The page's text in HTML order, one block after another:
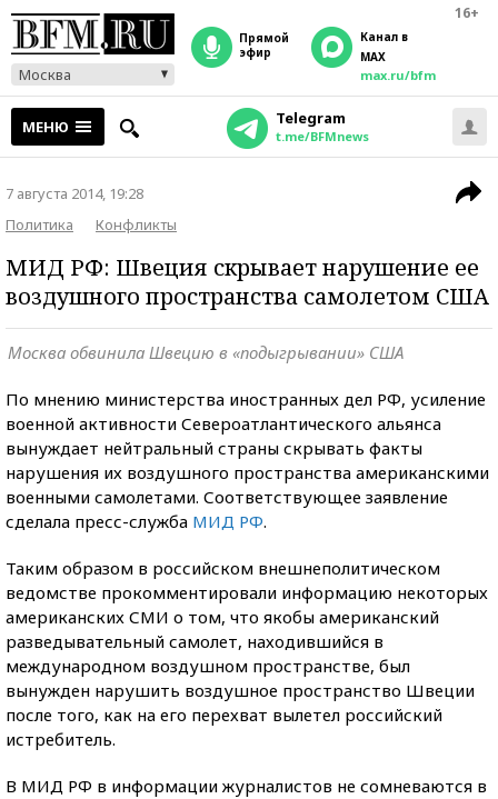
16+
Москва
прямой
эфир
Канал в
MAX
max.ru/bfm
МЕНЮ Telegram
t.me/BFMnews
7 августа 2014, 19:28
Политика
Конфликты
МИД РФ: Швеция скрывает нарушение ее
воздушного пространства самолетом США
Москва обвинила Швецию в «подыгрывании» США
По мнению министерства иностранных дел РФ, усиление
военной активности Североатлантического альянса
вынуждает нейтральный страны скрывать факты
нарушения их воздушного пространства американскими
военными самолетами. Соответствующее заявление
сделала пресс-служба МИД РФ.
Таким образом в российском внешнеполитическом
ведомстве прокомментировали информацию некоторых
американских СМИ о том, что якобы американский
разведывательный самолет, находившийся в
международном воздушном пространстве, был
вынужден нарушить воздушное пространство Швеции
после того, как на его перехват вылетел российский
истребитель.
В МИД РФ в информации журналистов не сомневаются в